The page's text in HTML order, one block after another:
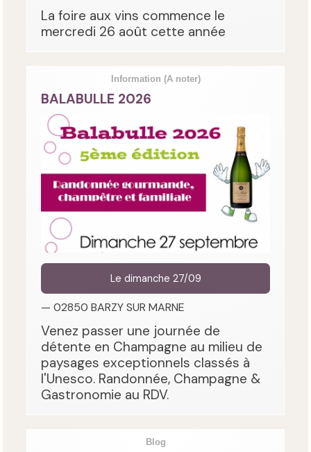
La foire aux vins commence le
mercredi 26 août cette année
Information (A noter)
BALABULLE 2026
Le dimanche 27/09
— 02850 BARZY SUR MARNE
Venez passer une journée de
détente en Champagne au milieu de
paysages exceptionnels classés à
l'Unesco. Randonnée, Champagne &
Gastronomie au RDV.
Blog